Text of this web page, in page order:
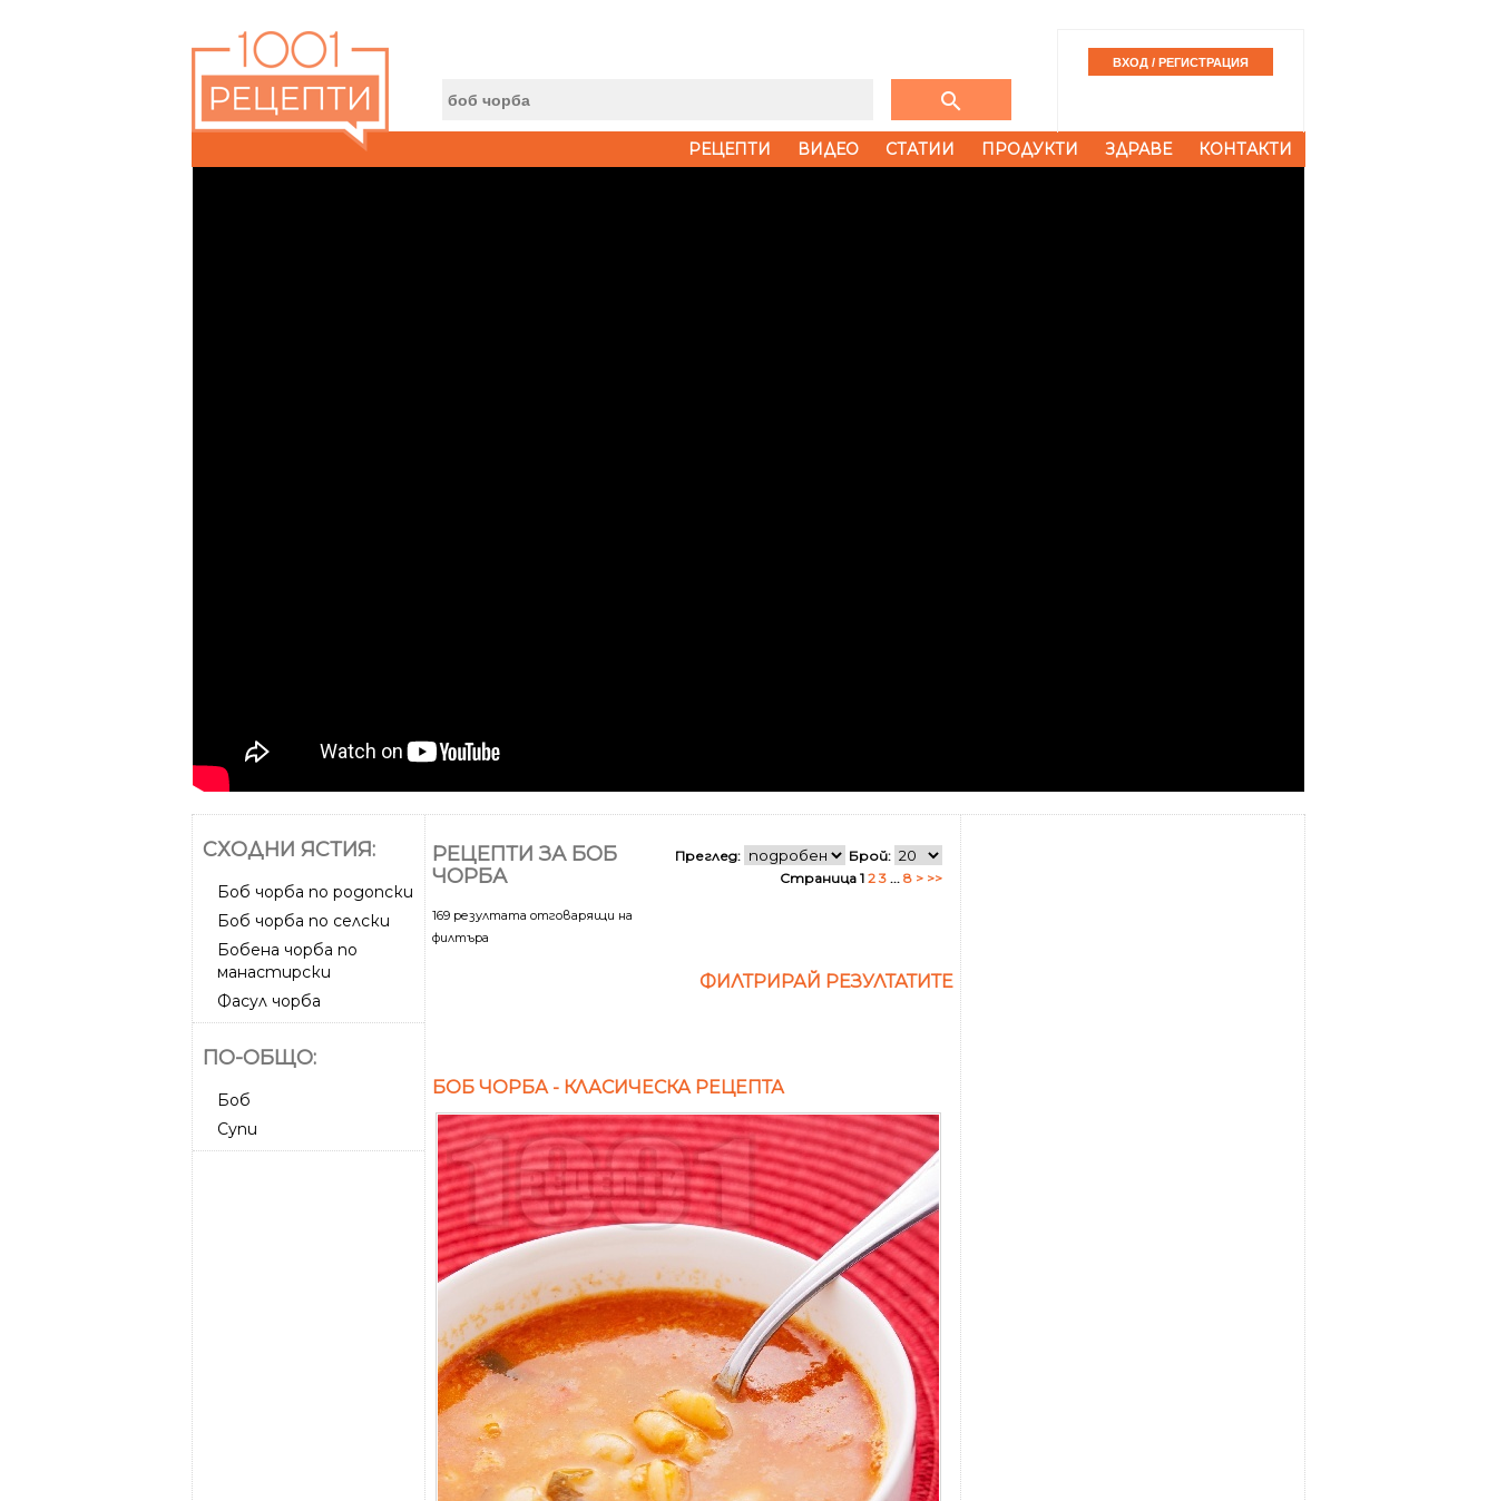
search
РЕЦЕПТИ ВИДЕО СТАТИИ ПРОДУКТИ ЗДРАВЕ КОНТАКТИ
СХОДНИ ЯСТИЯ:
Боб чорба по родопски
Боб чорба по селски
Бобена чорба по
манастирски
Фасул чорба
ПО-ОБЩО:
Боб
Супи
РЕЦЕПТИ ЗА БОБ
ЧОРБА
169 резултата отговарящи на
филтъра
Преглед:
Брой:
Страница 1 2 3 ... 8 > >>
ФИЛТРИРАЙ РЕЗУЛТАТИТЕ
БОБ ЧОРБА - КЛАСИЧЕСКА РЕЦЕПТА